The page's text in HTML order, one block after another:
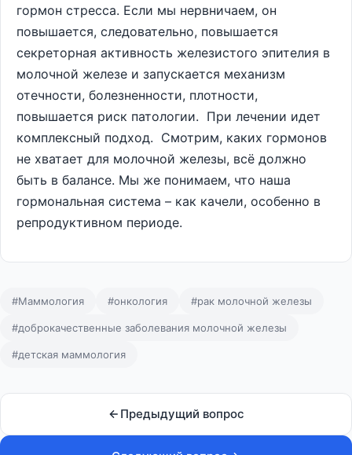
гормон стресса. Если мы нервничаем, он
повышается, следовательно, повышается
секреторная активность железистого эпителия в
молочной железе и запускается механизм
отечности, болезненности, плотности,
повышается риск патологии. При лечении идет
комплексный подход. Смотрим, каких гормонов
не хватает для молочной железы, всё должно
быть в балансе. Мы же понимаем, что наша
гормональная система – как качели, особенно в
репродуктивном периоде.
#Маммология #онкология #рак молочной железы
#доброкачественные заболевания молочной железы
#детская маммология
Предыдущий вопрос